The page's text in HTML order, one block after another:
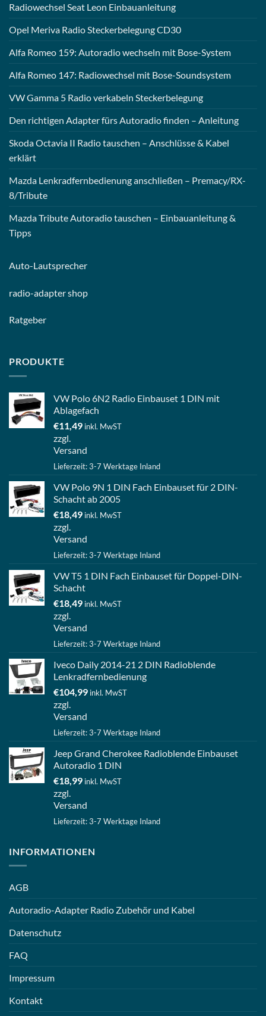
Radiowechsel Seat Leon Einbauanleitung
Opel Meriva Radio Steckerbelegung CD30
Alfa Romeo 159: Autoradio wechseln mit Bose-System
Alfa Romeo 147: Radiowechsel mit Bose-Soundsystem
VW Gamma 5 Radio verkabeln Steckerbelegung
Den richtigen Adapter fürs Autoradio finden – Anleitung
Skoda Octavia II Radio tauschen – Anschlüsse & Kabel
erklärt
Mazda Lenkradfernbedienung anschließen – Premacy/RX-
8/Tribute
Mazda Tribute Autoradio tauschen – Einbauanleitung &
Tipps
Auto-Lautsprecher
radio-adapter shop
Ratgeber
PRODUKTE
VW Polo 6N2 Radio Einbauset 1 DIN mit
Ablagefach
€11,49 inkl. MwST
zzgl.
Versand
Lieferzeit: 3-7 Werktage Inland
VW Polo 9N 1 DIN Fach Einbauset für 2 DIN-
Schacht ab 2005
€18,49 inkl. MwST
zzgl.
Versand
Lieferzeit: 3-7 Werktage Inland
VW T5 1 DIN Fach Einbauset für Doppel-DIN-
Schacht
€18,49 inkl. MwST
zzgl.
Versand
Lieferzeit: 3-7 Werktage Inland
Iveco Daily 2014-21 2 DIN Radioblende
Lenkradfernbedienung
€104,99 inkl. MwST
zzgl.
Versand
Lieferzeit: 3-7 Werktage Inland
Jeep Grand Cherokee Radioblende Einbauset
Autoradio 1 DIN
€18,99 inkl. MwST
zzgl.
Versand
Lieferzeit: 3-7 Werktage Inland
INFORMATIONEN
AGB
Autoradio-Adapter Radio Zubehör und Kabel
Datenschutz
FAQ
Impressum
Kontakt